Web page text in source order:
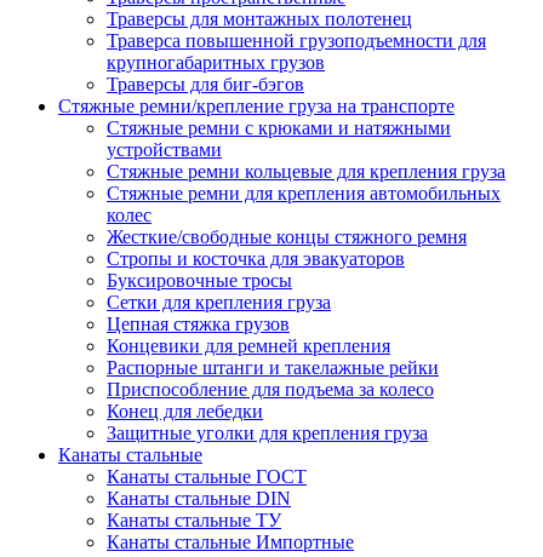
Траверсы для монтажных полотенец
Траверса повышенной грузоподъемности для
крупногабаритных грузов
Траверсы для биг-бэгов
Стяжные ремни/крепление груза на транспорте
Стяжные ремни с крюками и натяжными
устройствами
Стяжные ремни кольцевые для крепления груза
Стяжные ремни для крепления автомобильных
колес
Жесткие/свободные концы стяжного ремня
Стропы и косточка для эвакуаторов
Буксировочные тросы
Сетки для крепления груза
Цепная стяжка грузов
Концевики для ремней крепления
Распорные штанги и такелажные рейки
Приспособление для подъема за колесо
Конец для лебедки
Защитные уголки для крепления груза
Канаты стальные
Канаты стальные ГОСТ
Канаты стальные DIN
Канаты стальные ТУ
Канаты стальные Импортные